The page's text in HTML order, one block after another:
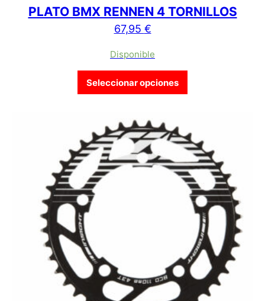
PLATO BMX RENNEN 4 TORNILLOS
67,95 €
Disponible
Seleccionar opciones